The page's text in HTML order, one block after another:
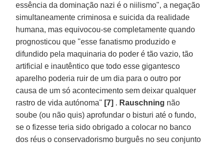
essência da dominação nazi é o niilismo", a negação
simultaneamente criminosa e suicida da realidade
humana, mas equivocou-se completamente quando
prognosticou que "esse fanatismo produzido e
difundido pela maquinaria do poder é tão vazio, tão
artificial e inautêntico que todo esse gigantesco
aparelho poderia ruir de um dia para o outro por
causa de um só acontecimento sem deixar qualquer
rastro de vida autónoma" [7] . Rauschning não
soube (ou não quis) aprofundar o bisturi até o fundo,
se o fizesse teria sido obrigado a colocar no banco
dos réus o conservadorismo burguês no seu conjunto